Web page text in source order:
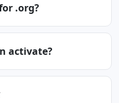
.org?
activate?